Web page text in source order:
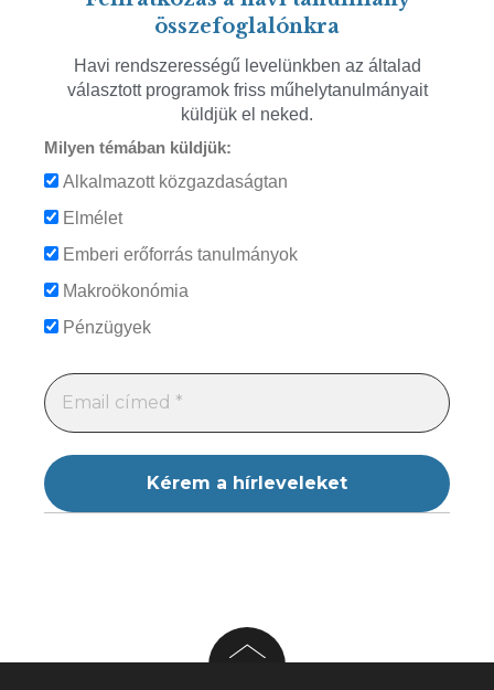
összefoglalónkra
Havi rendszerességű levelünkben az általad
választott programok friss műhelytanulmányait
küldjük el neked.
Milyen témában küldjük:
Alkalmazott közgazdaságtan
Elmélet
Emberi erőforrás tanulmányok
Makroökonómia
Pénzügyek